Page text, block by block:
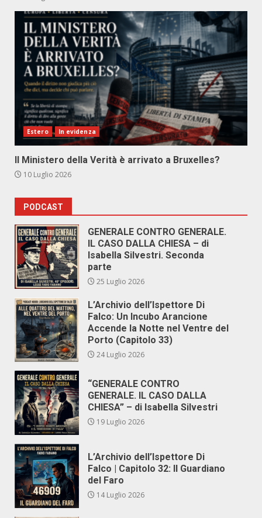
Estero In evidenza
Il Ministero della Verità è arrivato a Bruxelles?
10 Luglio 2026
PODCAST
GENERALE CONTRO GENERALE.
IL CASO DALLA CHIESA – di
Isabella Silvestri. Seconda
parte
25 Luglio 2026
L’Archivio dell’Ispettore Di
Falco: Un Incubo Arancione
Accende la Notte nel Ventre del
Porto (Capitolo 33)
24 Luglio 2026
“GENERALE CONTRO
GENERALE. IL CASO DALLA
CHIESA” – di Isabella Silvestri
19 Luglio 2026
L’Archivio dell’Ispettore Di
Falco | Capitolo 32: Il Guardiano
del Faro
14 Luglio 2026